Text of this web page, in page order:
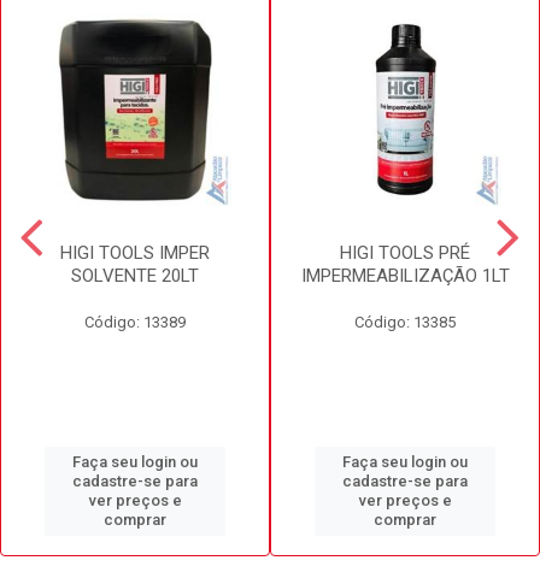
HIGI TOOLS IMPER
SOLVENTE 20LT
Código: 13389
Faça seu login ou
cadastre-se para
ver preços e
comprar
HIGI TOOLS PRÉ
IMPERMEABILIZAÇÃO 1LT
Código: 13385
Faça seu login ou
cadastre-se para
ver preços e
comprar